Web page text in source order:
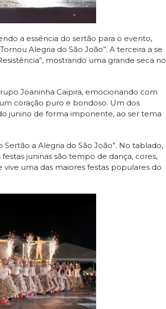
a essência do sertão para o evento,
Alegria do São João”. A terceira a se
mostrando uma grande seca no
Joaninha Caipira, emocionando com
coração puro e bondoso. Um dos
junino de forma imponente, ao ser tema
a Alegria do São João”. No tablado,
juninas são tempo de dança, cores,
uma das maiores festas populares do